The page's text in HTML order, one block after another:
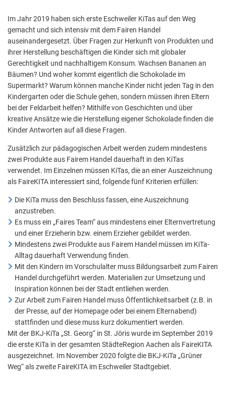
Pressemitteilungen
Kulturangebot der
Im Jahr 2019 haben sich erste Eschweiler KiTas auf den Weg
gemacht und sich intensiv mit dem Fairen Handel
auseinandergesetzt. Über Fragen zur Herkunft von Produkten und
ihrer Herstellung beschäftigen die Kinder sich mit globaler
Gerechtigkeit und nachhaltigem Konsum. Wachsen Bananen an
Bäumen? Und woher kommt eigentlich die Schokolade im
Supermarkt? Warum können manche Kinder nicht jeden Tag in den
Kindergarten oder die Schule gehen, sondern müssen ihren Eltern
bei der Feldarbeit helfen? Mithilfe von Geschichten und über
kreative Ansätze wie die Herstellung eigener Schokolade finden die
Kinder Antworten auf all diese Fragen.
Zusätzlich zur pädagogischen Arbeit werden zudem mindestens
zwei Produkte aus Fairem Handel dauerhaft in den KiTas
verwendet. Im Einzelnen müssen KiTas, die an einer Auszeichnung
als FaireKITA interessiert sind, folgende fünf Kriterien erfüllen:
Die KiTa muss den Beschluss fassen, eine Auszeichnung
anzustreben.
Es muss ein „Faires Team“ aus mindestens einer Elternvertretung
und einer Erzieherin bzw. einem Erzieher gebildet werden.
Mindestens zwei Produkte aus Fairem Handel müssen im KiTa-
Alltag dauerhaft Verwendung finden.
Mit den Kindern im Vorschulalter muss Bildungsarbeit zum Fairen
Handel durchgeführt werden. Materialien zur Umsetzung und
Inspiration können bei der Stadt entliehen werden.
Zur Arbeit zum Fairen Handel muss Öffentlichkeitsarbeit (z.B. in
der Presse, auf der Homepage oder bei einem Elternabend)
stattfinden und diese muss kurz dokumentiert werden.
Mit der BKJ-KiTa „St. Georg“ in St. Jöris wurde im September 2019
die erste KiTa in der gesamten StädteRegion Aachen als FaireKITA
ausgezeichnet. Im November 2020 folgte die BKJ-KiTa „Grüner
Weg“ als zweite FaireKITA im Eschweiler Stadtgebiet.